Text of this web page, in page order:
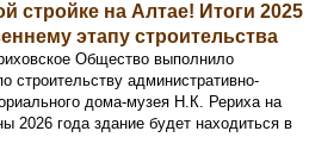
стройке на Алтае! Итоги 2025
этапу строительства
Общество выполнило
строительству административно-
дома-музея Н.К. Рериха на
2026 года здание будет находиться в